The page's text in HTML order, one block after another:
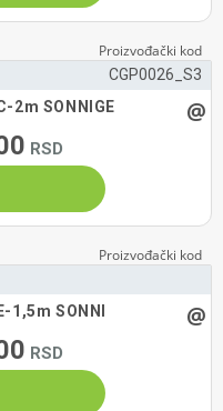
CGP0026_S3
2m SONNIGE
@
1,5m SONNI
@